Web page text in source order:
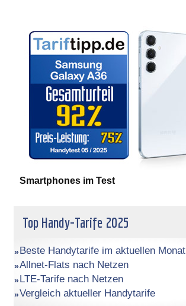
Smartphones im Test
Top Handy-Tarife 2025
Beste Handytarife im aktuellen Monat
Allnet-Flats nach Netzen
LTE-Tarife nach Netzen
Vergleich aktueller Handytarife